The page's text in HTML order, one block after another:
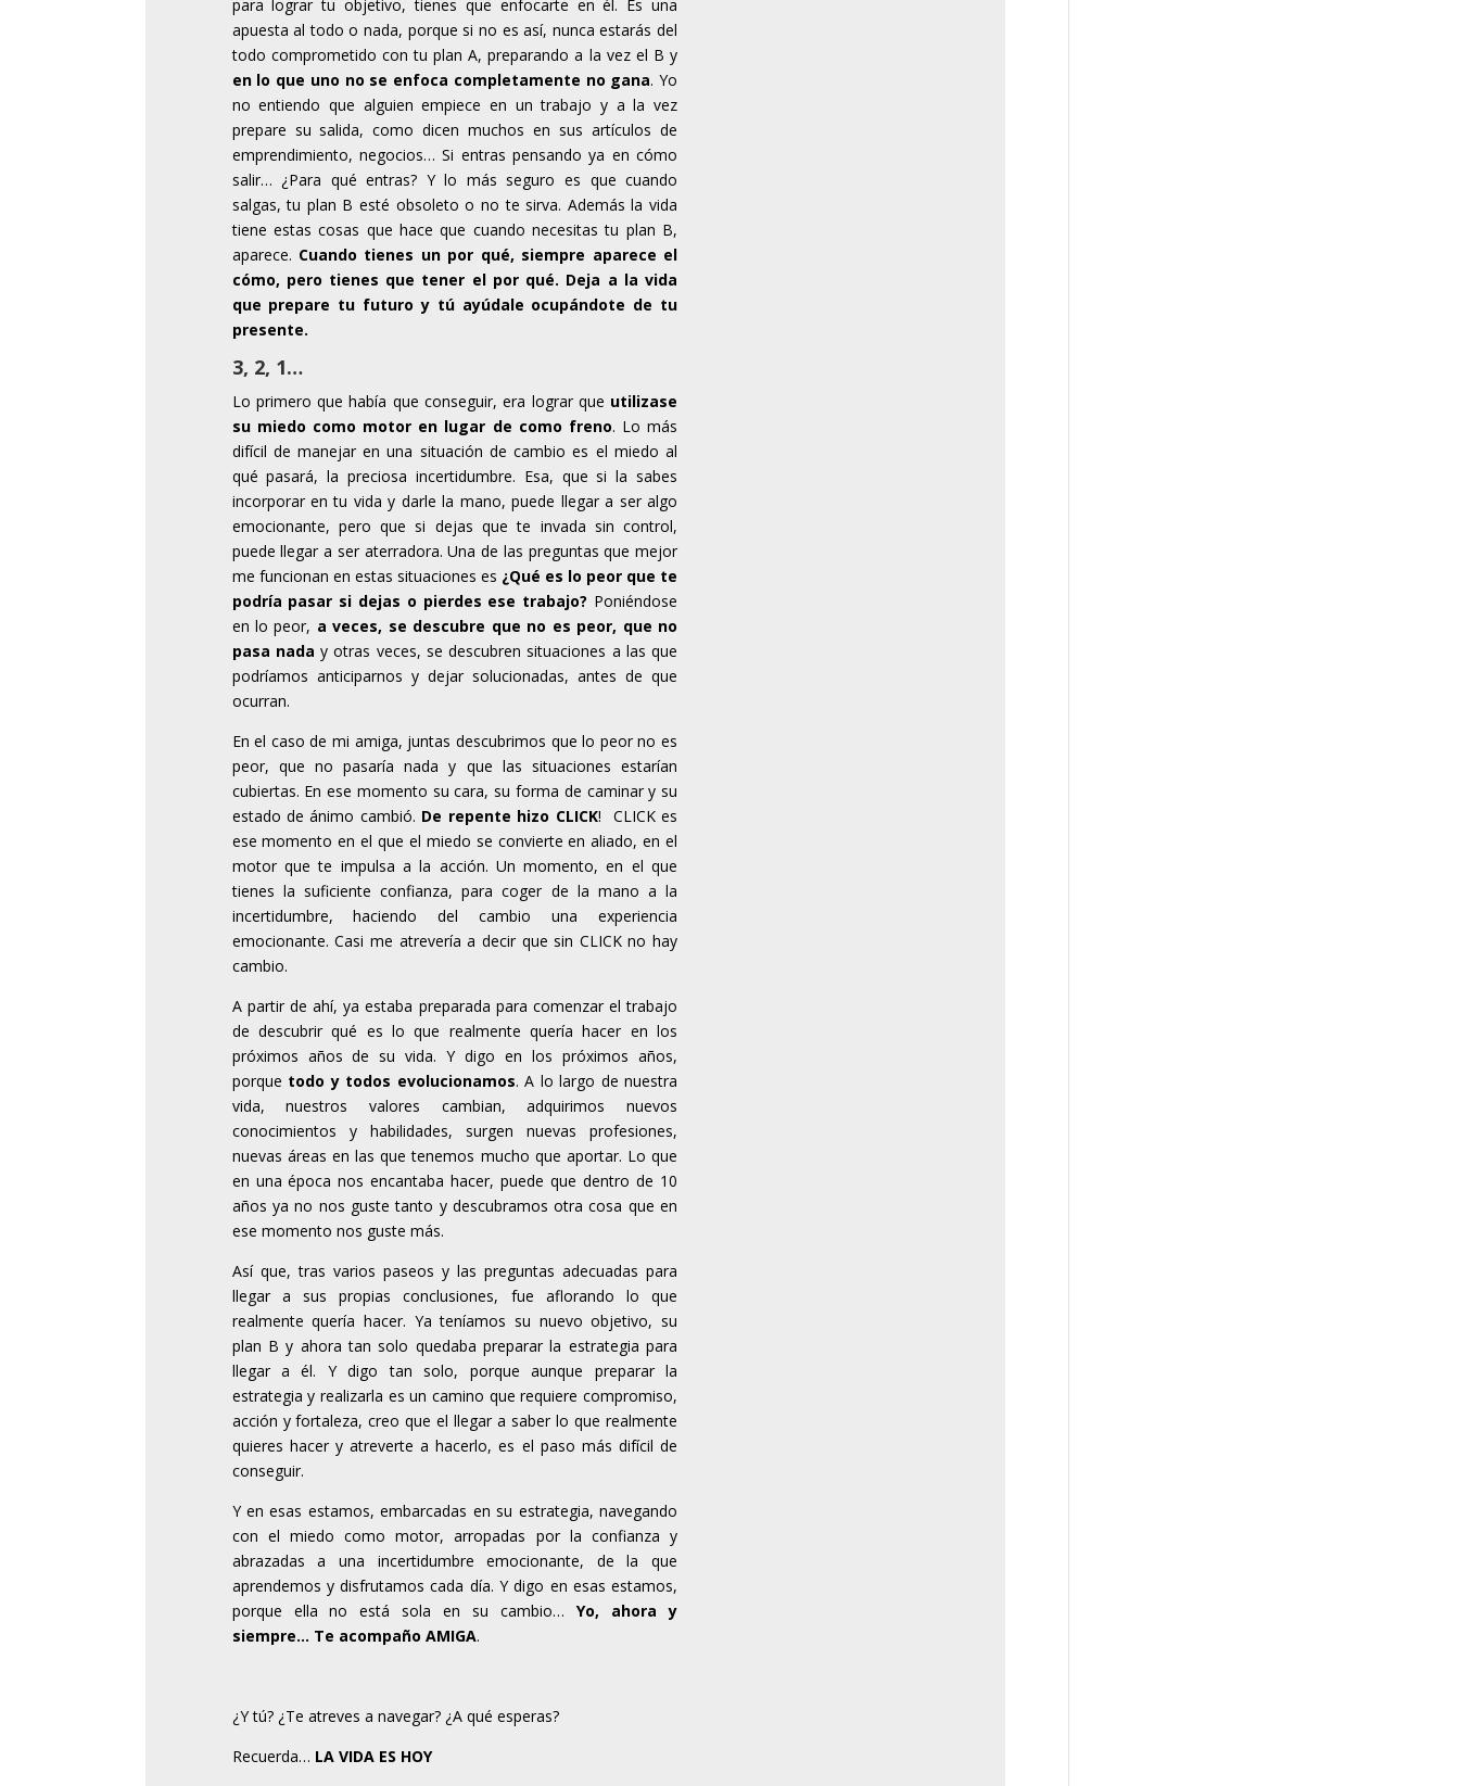
para lograr tu objetivo, tienes que enfocarte en él. Es una
apuesta al todo o nada, porque si no es así, nunca estarás del
todo comprometido con tu plan A, preparando a la vez el B y
en lo que uno no se enfoca completamente no gana. Yo
no entiendo que alguien empiece en un trabajo y a la vez
prepare su salida, como dicen muchos en sus artículos de
emprendimiento, negocios… Si entras pensando ya en cómo
salir… ¿Para qué entras? Y lo más seguro es que cuando
salgas, tu plan B esté obsoleto o no te sirva. Además la vida
tiene estas cosas que hace que cuando necesitas tu plan B,
aparece. Cuando tienes un por qué, siempre aparece el
cómo, pero tienes que tener el por qué. Deja a la vida
que prepare tu futuro y tú ayúdale ocupándote de tu
presente.
3, 2, 1…
Lo primero que había que conseguir, era lograr que utilizase
su miedo como motor en lugar de como freno. Lo más
difícil de manejar en una situación de cambio es el miedo al
qué pasará, la preciosa incertidumbre. Esa, que si la sabes
incorporar en tu vida y darle la mano, puede llegar a ser algo
emocionante, pero que si dejas que te invada sin control,
puede llegar a ser aterradora. Una de las preguntas que mejor
me funcionan en estas situaciones es ¿Qué es lo peor que te
podría pasar si dejas o pierdes ese trabajo? Poniéndose
en lo peor, a veces, se descubre que no es peor, que no
pasa nada y otras veces, se descubren situaciones a las que
podríamos anticiparnos y dejar solucionadas, antes de que
ocurran.
En el caso de mi amiga, juntas descubrimos que lo peor no es
peor, que no pasaría nada y que las situaciones estarían
cubiertas. En ese momento su cara, su forma de caminar y su
estado de ánimo cambió. De repente hizo CLICK! CLICK es
ese momento en el que el miedo se convierte en aliado, en el
motor que te impulsa a la acción. Un momento, en el que
tienes la suficiente confianza, para coger de la mano a la
incertidumbre, haciendo del cambio una experiencia
emocionante. Casi me atrevería a decir que sin CLICK no hay
cambio.
A partir de ahí, ya estaba preparada para comenzar el trabajo
de descubrir qué es lo que realmente quería hacer en los
próximos años de su vida. Y digo en los próximos años,
porque todo y todos evolucionamos. A lo largo de nuestra
vida, nuestros valores cambian, adquirimos nuevos
conocimientos y habilidades, surgen nuevas profesiones,
nuevas áreas en las que tenemos mucho que aportar. Lo que
en una época nos encantaba hacer, puede que dentro de 10
años ya no nos guste tanto y descubramos otra cosa que en
ese momento nos guste más.
Así que, tras varios paseos y las preguntas adecuadas para
llegar a sus propias conclusiones, fue aflorando lo que
realmente quería hacer. Ya teníamos su nuevo objetivo, su
plan B y ahora tan solo quedaba preparar la estrategia para
llegar a él. Y digo tan solo, porque aunque preparar la
estrategia y realizarla es un camino que requiere compromiso,
acción y fortaleza, creo que el llegar a saber lo que realmente
quieres hacer y atreverte a hacerlo, es el paso más difícil de
conseguir.
Y en esas estamos, embarcadas en su estrategia, navegando
con el miedo como motor, arropadas por la confianza y
abrazadas a una incertidumbre emocionante, de la que
aprendemos y disfrutamos cada día. Y digo en esas estamos,
porque ella no está sola en su cambio…Yo, ahora y
siempre… Te acompaño AMIGA.
¿Y tú? ¿Te atreves a navegar? ¿A qué esperas?
Recuerda… LA VIDA ES HOY